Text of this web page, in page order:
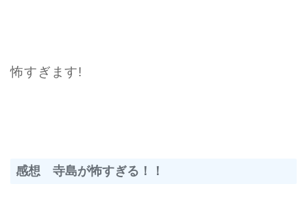
怖すぎます!
感想 寺島が怖すぎる！！